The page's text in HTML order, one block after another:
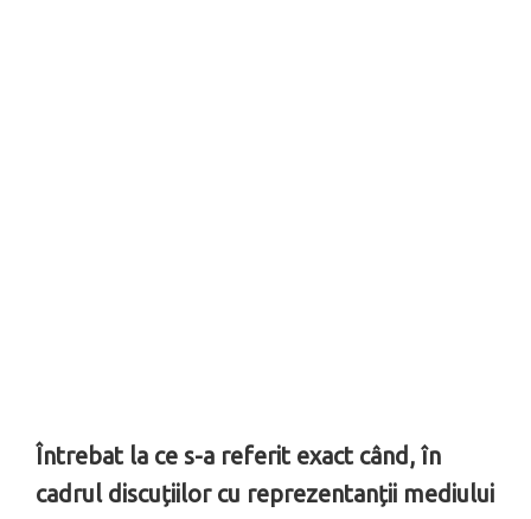
Întrebat la ce s-a referit exact când, în
cadrul discuțiilor cu reprezentanții mediului